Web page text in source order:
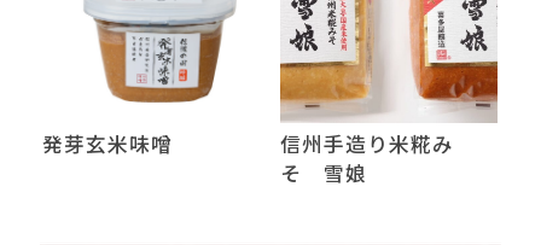
発芽玄米味噌
信州手造り米糀み
そ 雪娘